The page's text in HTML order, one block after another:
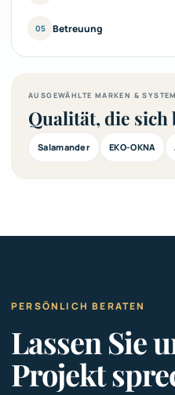
05 Betreuung
AUSGEWÄHLTE MARKEN &
Qualität, die sich
Salamander EKO-OKNA
PERSÖNLICH BERATEN
Lassen Sie
Projekt